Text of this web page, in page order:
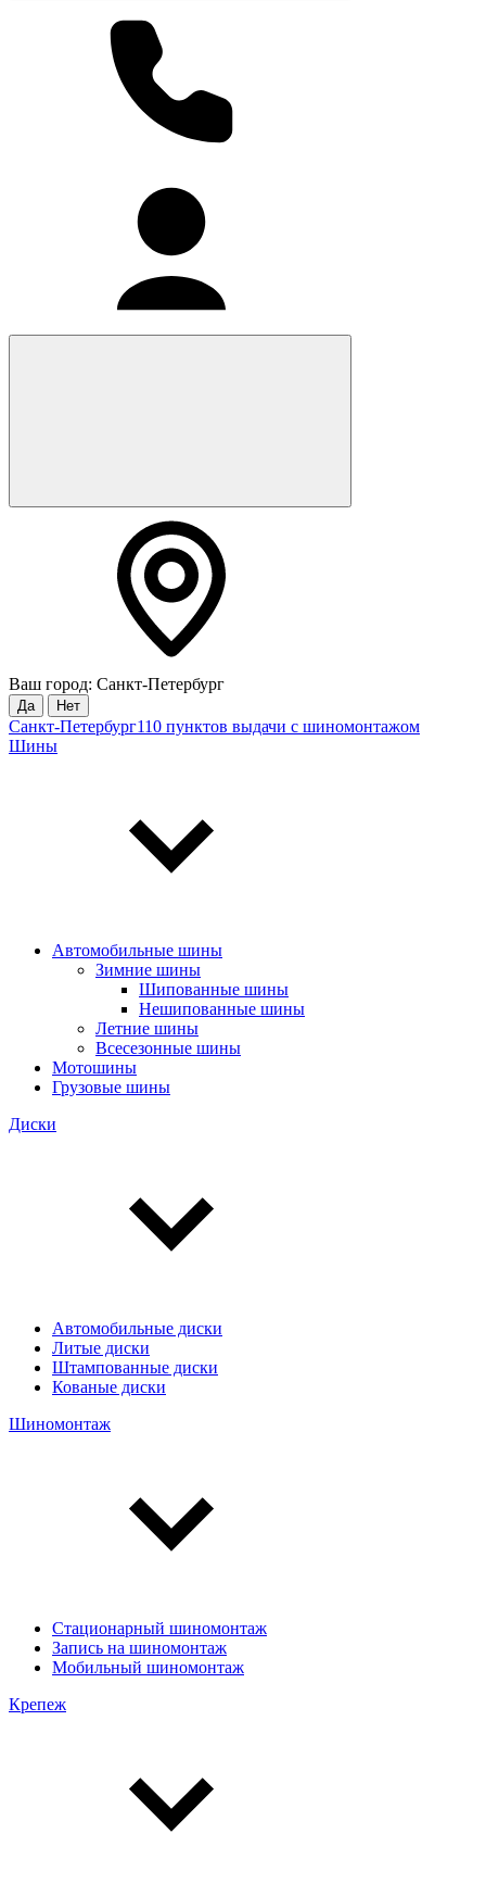
Ваш город: Санкт-Петербург
Да Нет
Санкт-Петербург110 пунктов выдачи с шиномонтажом
Шины
Автомобильные шины
Зимние шины
Шипованные шины
Нешипованные шины
Летние шины
Всесезонные шины
Мотошины
Грузовые шины
Диски
Автомобильные диски
Литые диски
Штампованные диски
Кованые диски
Шиномонтаж
Стационарный шиномонтаж
Запись на шиномонтаж
Мобильный шиномонтаж
Крепеж